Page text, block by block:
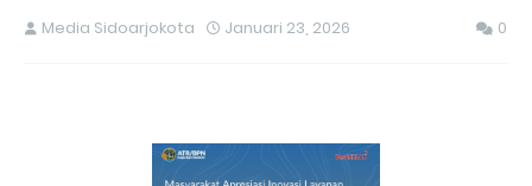
Media Sidoarjokota Januari 23, 2026 0